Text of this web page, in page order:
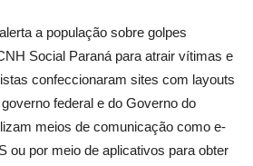
a população sobre golpes
Social Paraná para atrair vítimas e
confeccionaram sites com layouts
federal e do Governo do
meios de comunicação como e-
ou por meio de aplicativos para obter